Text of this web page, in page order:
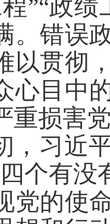
”“政
。错误
以贯彻
心目中
重损害
，习近
个有没
党的使